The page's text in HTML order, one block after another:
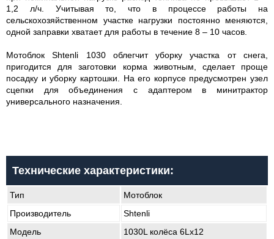
1,2 л/ч. Учитывая то, что в процессе работы на
сельскохозяйственном участке нагрузки постоянно меняются,
одной заправки хватает для работы в течение 8 – 10 часов.
Мотоблок Shtenli 1030 облегчит уборку участка от снега,
пригодится для заготовки корма животным, сделает проще
посадку и уборку картошки. На его корпусе предусмотрен узел
сцепки для объединения с адаптером в минитрактор
универсального назначения.
Технические характеристики:
Тип
Мотоблок
Производитель
Shtenli
Модель
1030L колёса 6Lх12